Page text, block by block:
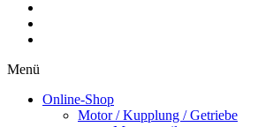
Menü
Online-Shop
Motor / Kupplung / Getriebe